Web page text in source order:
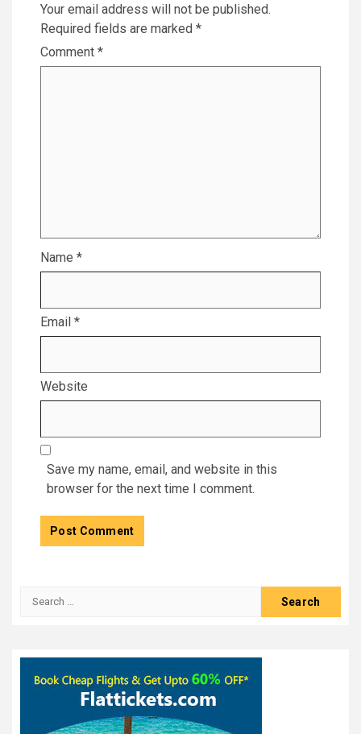
Your email address will not be published.
Required fields are marked *
Comment *
Name *
Email *
Website
Save my name, email, and website in this
browser for the next time I comment.